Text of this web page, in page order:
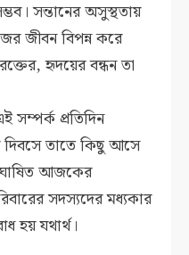
সন্তানের অসুস্থতায়
জীবন বিপন্ন করে
হৃদয়ের বন্ধন তা
সম্পর্ক প্রতিদিন
দিবসে তাতে কিছু আসে
আজকের
সদস্যদের মধ্যকার
হয় যথার্থ।